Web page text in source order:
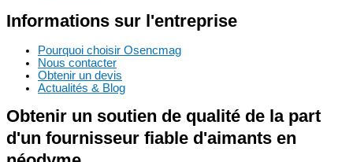
Informations sur l'entreprise
Pourquoi choisir Osencmag
Nous contacter
Obtenir un devis
Actualités & Blog
Obtenir un soutien de qualité de la part
d'un fournisseur fiable d'aimants en